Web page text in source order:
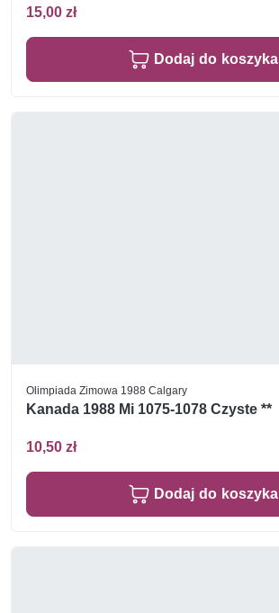
15,00 zł
Dodaj do koszyka
Olimpiada Zimowa 1988 Calgary
Kanada 1988 Mi 1075-1078 Czyste **
10,50 zł
Dodaj do koszyka